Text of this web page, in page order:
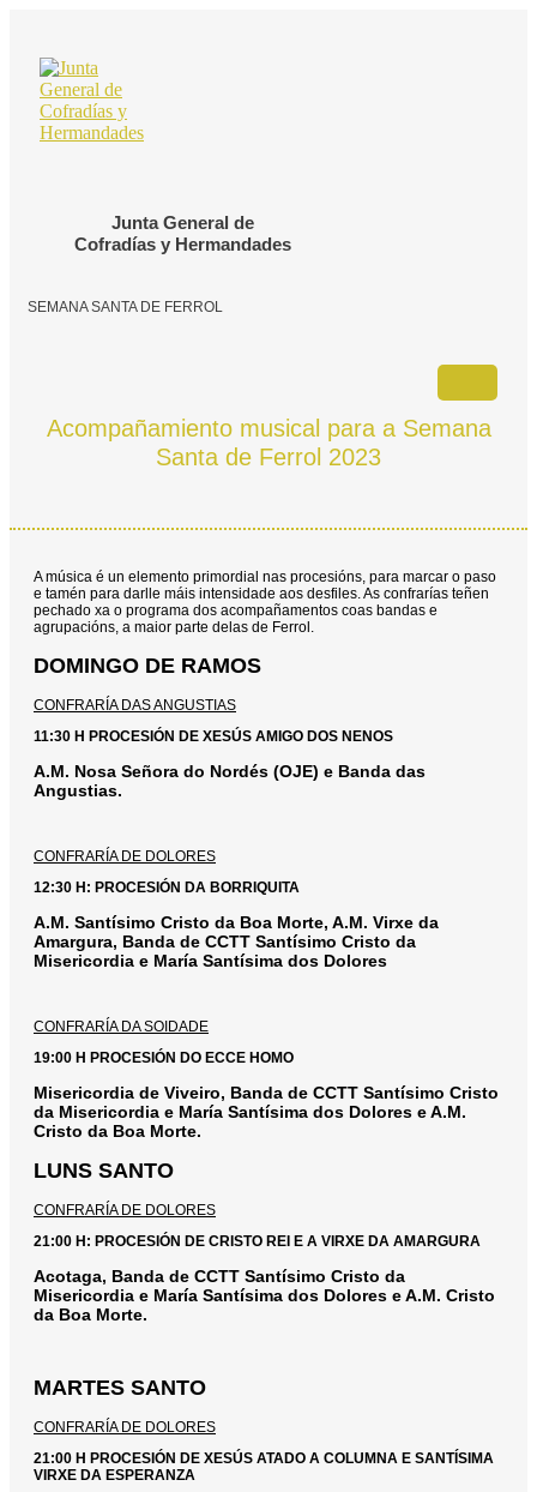
contido
Junta General de
Cofradías y Hermandades
SEMANA SANTA DE FERROL
Acompañamiento musical para a Semana
Santa de Ferrol 2023
A música é un elemento primordial nas procesións, para marcar o paso
e tamén para darlle máis intensidade aos desfiles. As confrarías teñen
pechado xa o programa dos acompañamentos coas bandas e
agrupacións, a maior parte delas de Ferrol.
DOMINGO DE RAMOS
CONFRARÍA DAS ANGUSTIAS
11:30 H PROCESIÓN DE XESÚS AMIGO DOS NENOS
A.M. Nosa Señora do Nordés (OJE) e Banda das
Angustias.
CONFRARÍA DE DOLORES
12:30 H: PROCESIÓN DA BORRIQUITA
A.M. Santísimo Cristo da Boa Morte, A.M. Virxe da
Amargura, Banda de CCTT Santísimo Cristo da
Misericordia e María Santísima dos Dolores
CONFRARÍA DA SOIDADE
19:00 H PROCESIÓN DO ECCE HOMO
Misericordia de Viveiro, Banda de CCTT Santísimo Cristo
da Misericordia e María Santísima dos Dolores e A.M.
Cristo da Boa Morte.
LUNS SANTO
CONFRARÍA DE DOLORES
21:00 H: PROCESIÓN DE CRISTO REI E A VIRXE DA AMARGURA
Acotaga, Banda de CCTT Santísimo Cristo da
Misericordia e María Santísima dos Dolores e A.M. Cristo
da Boa Morte.
MARTES SANTO
CONFRARÍA DE DOLORES
21:00 H PROCESIÓN DE XESÚS ATADO A COLUMNA E SANTÍSIMA
VIRXE DA ESPERANZA